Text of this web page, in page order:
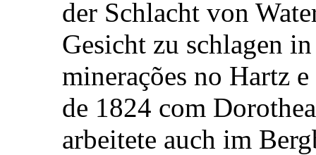
der Schlacht von
Gesicht zu schlagen
minerações no Hartz
de 1824 com
arbeitete auch im